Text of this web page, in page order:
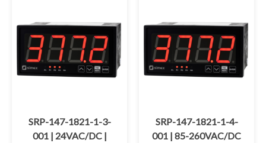
SRP-147-1821-1-3-
001 | 24VAC/DC |
SRP-147-1821-1-4-
001 | 85-260VAC/DC